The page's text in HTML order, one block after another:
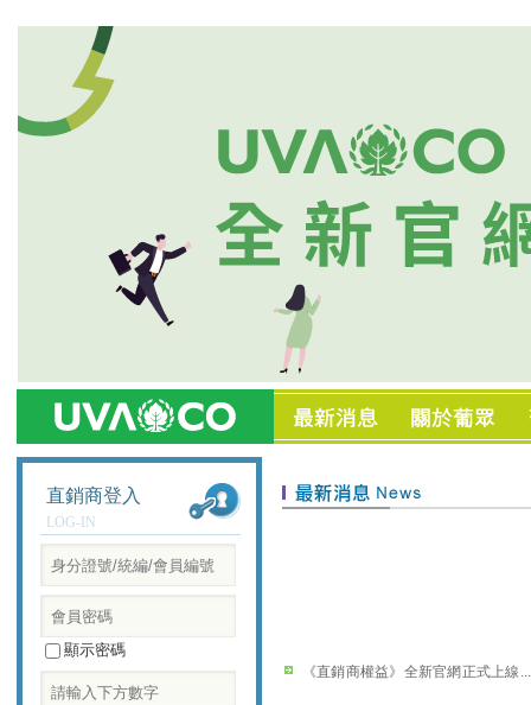
直銷商登入
LOG-IN
顯示密碼
《直銷商權益》全新官網正式上線...